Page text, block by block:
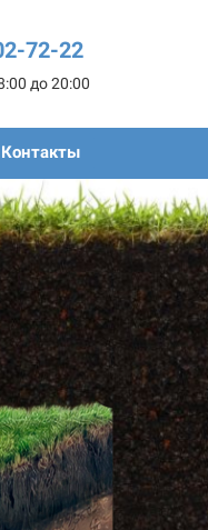
72-22
до 20:00
Контакты